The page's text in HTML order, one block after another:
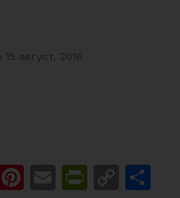
15 август, 2016
Pinterest
Email